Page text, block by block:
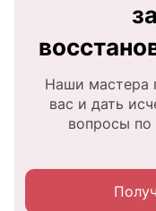
Наши мастера
вас и дать
вопросы по